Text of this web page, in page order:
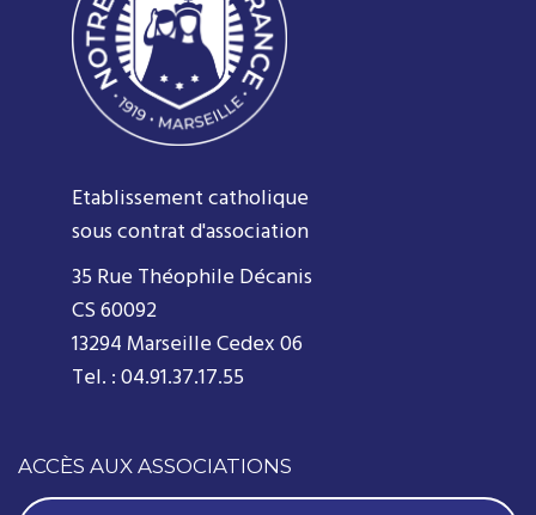
Etablissement catholique
sous contrat d'association
35 Rue Théophile Décanis
CS 60092
13294 Marseille Cedex 06
Tel. : 04.91.37.17.55
ACCÈS AUX ASSOCIATIONS